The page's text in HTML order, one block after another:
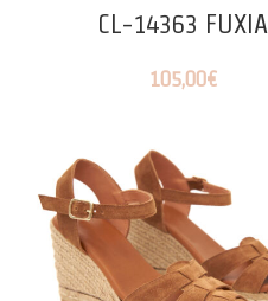
CL-14363 FUXIA
105,00€